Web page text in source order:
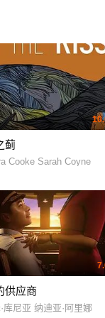
蓟
Cooke Sarah Coyne
供应商
库尼亚 纳迪亚·阿里娜